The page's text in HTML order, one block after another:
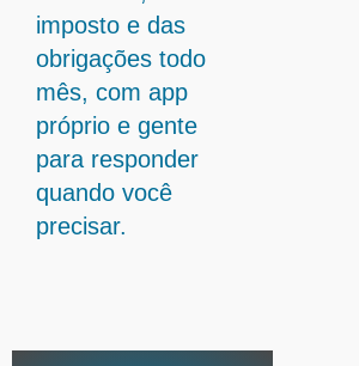
imposto e das
obrigações todo
mês, com app
próprio e gente
para responder
quando você
precisar.